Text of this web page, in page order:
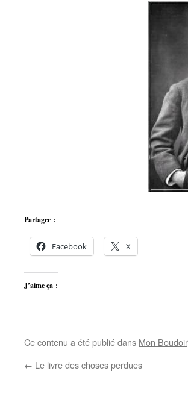
Partager :
Facebook X
J’aime ça :
Ce contenu a été publié dans Mon Boudoir
← Le livre des choses perdues